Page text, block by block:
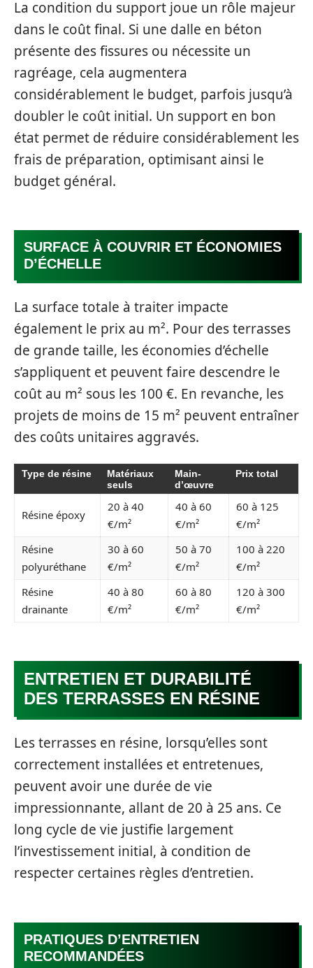
La condition du support joue un rôle majeur
dans le coût final. Si une dalle en béton
présente des fissures ou nécessite un
ragréage, cela augmentera
considérablement le budget, parfois jusqu’à
doubler le coût initial. Un support en bon
état permet de réduire considérablement les
frais de préparation, optimisant ainsi le
budget général.
SURFACE À COUVRIR ET ÉCONOMIES
D’ÉCHELLE
La surface totale à traiter impacte
également le prix au m². Pour des terrasses
de grande taille, les économies d’échelle
s’appliquent et peuvent faire descendre le
coût au m² sous les 100 €. En revanche, les
projets de moins de 15 m² peuvent entraîner
des coûts unitaires aggravés.
Type de résine
Matériaux
seuls
Main-
d’œuvre
Prix total
Résine époxy
20 à 40
€/m²
40 à 60
€/m²
60 à 125
€/m²
Résine
polyuréthane
30 à 60
€/m²
50 à 70
€/m²
100 à 220
€/m²
Résine
drainante
40 à 80
€/m²
60 à 80
€/m²
120 à 300
€/m²
ENTRETIEN ET DURABILITÉ
DES TERRASSES EN RÉSINE
Les terrasses en résine, lorsqu’elles sont
correctement installées et entretenues,
peuvent avoir une durée de vie
impressionnante, allant de 20 à 25 ans. Ce
long cycle de vie justifie largement
l’investissement initial, à condition de
respecter certaines règles d’entretien.
PRATIQUES D’ENTRETIEN
RECOMMANDÉES